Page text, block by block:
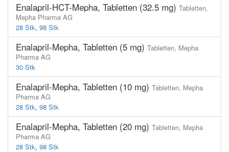
Enalapril-HCT-Mepha, Tabletten (32.5 mg) Tabletten,
Mepha Pharma AG
28 Stk, 98 Stk
Enalapril-Mepha, Tabletten (5 mg) Tabletten, Mepha
Pharma AG
30 Stk
Enalapril-Mepha, Tabletten (10 mg) Tabletten, Mepha
Pharma AG
28 Stk, 98 Stk
Enalapril-Mepha, Tabletten (20 mg) Tabletten, Mepha
Pharma AG
28 Stk, 98 Stk